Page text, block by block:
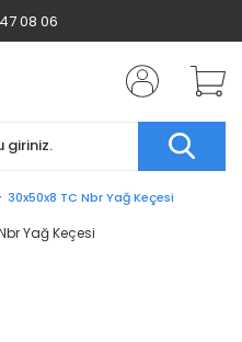
08 06
30x50x8 TC Nbr Yağ Keçesi